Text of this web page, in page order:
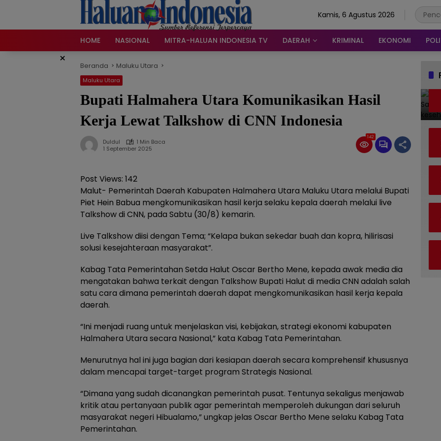
Kamis, 6 Agustus 2026
HOME NASIONAL MITRA-HALUAN INDONESIA TV DAERAH KRIMINAL EKONOMI
× Beranda Maluku Utara
Maluku Utara
Bupati Halmahera Utara Komunikasikan Hasil
Kerja Lewat Talkshow di CNN Indonesia
Duldul
1 Min Baca
1 September 2025
142
Post Views: 142
Malut- Pemerintah Daerah Kabupaten Halmahera Utara Maluku Utara melalui Bupati
Piet Hein Babua mengkomunikasikan hasil kerja selaku kepala daerah melalui live
Talkshow di CNN, pada Sabtu (30/8) kemarin.
Live Talkshow diisi dengan Tema; “Kelapa bukan sekedar buah dan kopra, hilirisasi
solusi kesejahteraan masyarakat”.
Kabag Tata Pemerintahan Setda Halut Oscar Bertho Mene, kepada awak media dia
mengatakan bahwa terkait dengan Talkshow Bupati Halut di media CNN adalah salah
satu cara dimana pemerintah daerah dapat mengkomunikasikan hasil kerja kepala
daerah.
“Ini menjadi ruang untuk menjelaskan visi, kebijakan, strategi ekonomi kabupaten
Halmahera Utara secara Nasional,” kata Kabag Tata Pemerintahan.
Menurutnya hal ini juga bagian dari kesiapan daerah secara komprehensif khususnya
dalam mencapai target-target program Strategis Nasional.
“Dimana yang sudah dicanangkan pemerintah pusat. Tentunya sekaligus menjawab
kritik atau pertanyaan publik agar pemerintah memperoleh dukungan dari seluruh
masyarakat negeri Hibualamo,” ungkap jelas Oscar Bertho Mene selaku Kabag Tata
Pemerintahan.